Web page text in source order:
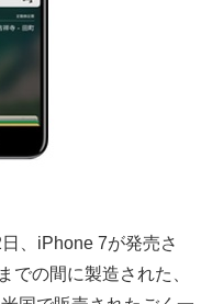
、iPhone 7が発売さ
での間に製造された、